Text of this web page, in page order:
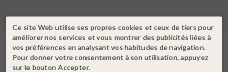
Dans la même catégorie
Ce site Web utilise ses propres cookies et ceux de tiers pour
améliorer nos services et vous montrer des publicités liées à
vos préférences en analysant vos habitudes de navigation.
Pour donner votre consentement à son utilisation, appuyez
sur le bouton Accepter.